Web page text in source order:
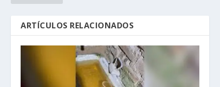
ARTÍCULOS RELACIONADOS